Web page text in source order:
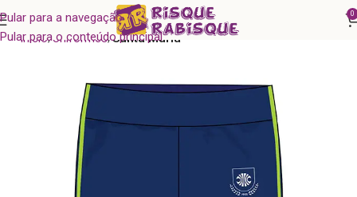
Pular para a navegação
Pular para o conteúdo principal
0
Início Uniformes Santa Maria